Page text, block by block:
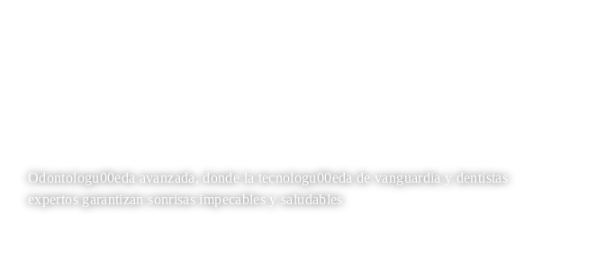
Odontologu00eda avanzada, donde la tecnologu00eda de vanguardia y dentistas
expertos garantizan sonrisas impecables y saludables